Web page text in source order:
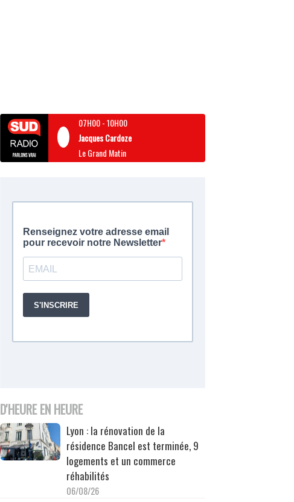
07H00-10H00
Jacques Cardoze
Le Grand Matin
D'HEURE EN HEURE
Lyon : la rénovation de la
résidence Bancel est terminée, 9
logements et un commerce
réhabilités
06/08/26